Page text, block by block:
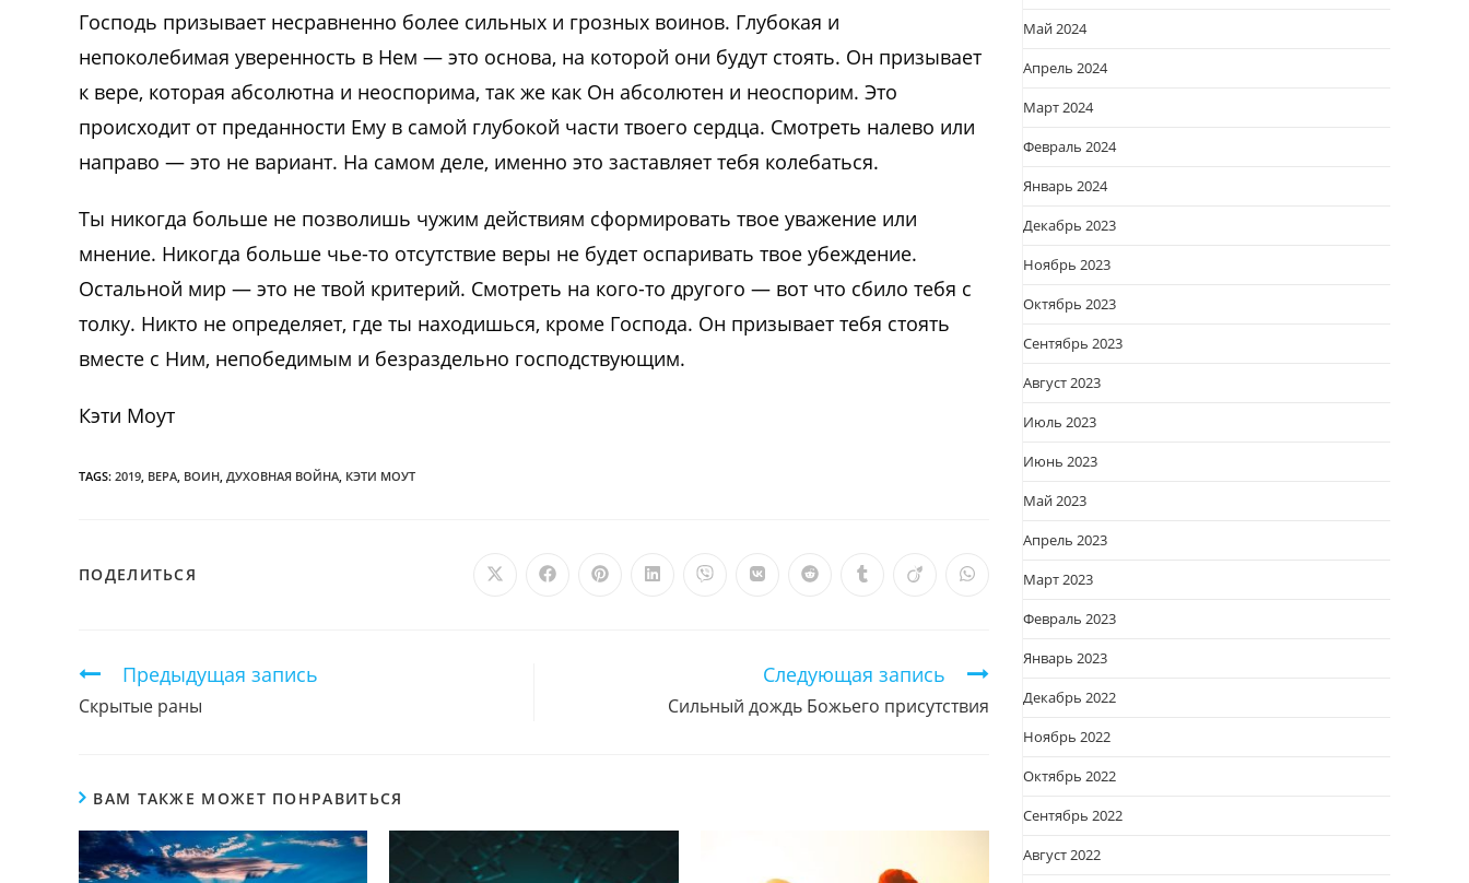
Господь призывает несравненно более сильных и грозных воинов. Глубокая и
непоколебимая уверенность в Нем — это основа, на которой они будут стоять. Он призывает
к вере, которая абсолютна и неоспорима, так же как Он абсолютен и неоспорим. Это
происходит от преданности Ему в самой глубокой части твоего сердца. Смотреть налево или
направо — это не вариант. На самом деле, именно это заставляет тебя колебаться.
Ты никогда больше не позволишь чужим действиям сформировать твое уважение или
мнение. Никогда больше чье-то отсутствие веры не будет оспаривать твое убеждение.
Остальной мир — это не твой критерий. Смотреть на кого-то другого — вот что сбило тебя с
толку. Никто не определяет, где ты находишься, кроме Господа. Он призывает тебя стоять
вместе с Ним, непобедимым и безраздельно господствующим.
Кэти Моут
TAGS: 2019 ВЕРА ВОИН ДУХОВНАЯ ВОЙНА КЭТИ МОУТ
ПОДЕЛИТЬСЯ Открывается
Открывается
Открывается
Открывается
Открывается
Открывается
Открывается
Открывается
Открывается
Открывается
новом
Продолжить
чтение
Предыдущая запись
Скрытые раны
Следующая запись
Сильный дождь Божьего присутствия
ВАМ ТАКЖЕ МОЖЕТ ПОНРАВИТЬСЯ
Май 2024
Апрель 2024
Март 2024
Февраль 2024
Январь 2024
Декабрь 2023
Ноябрь 2023
Октябрь 2023
Сентябрь 2023
Август 2023
Июль 2023
Июнь 2023
Май 2023
Апрель 2023
Март 2023
Февраль 2023
Январь 2023
Декабрь 2022
Ноябрь 2022
Октябрь 2022
Сентябрь 2022
Август 2022